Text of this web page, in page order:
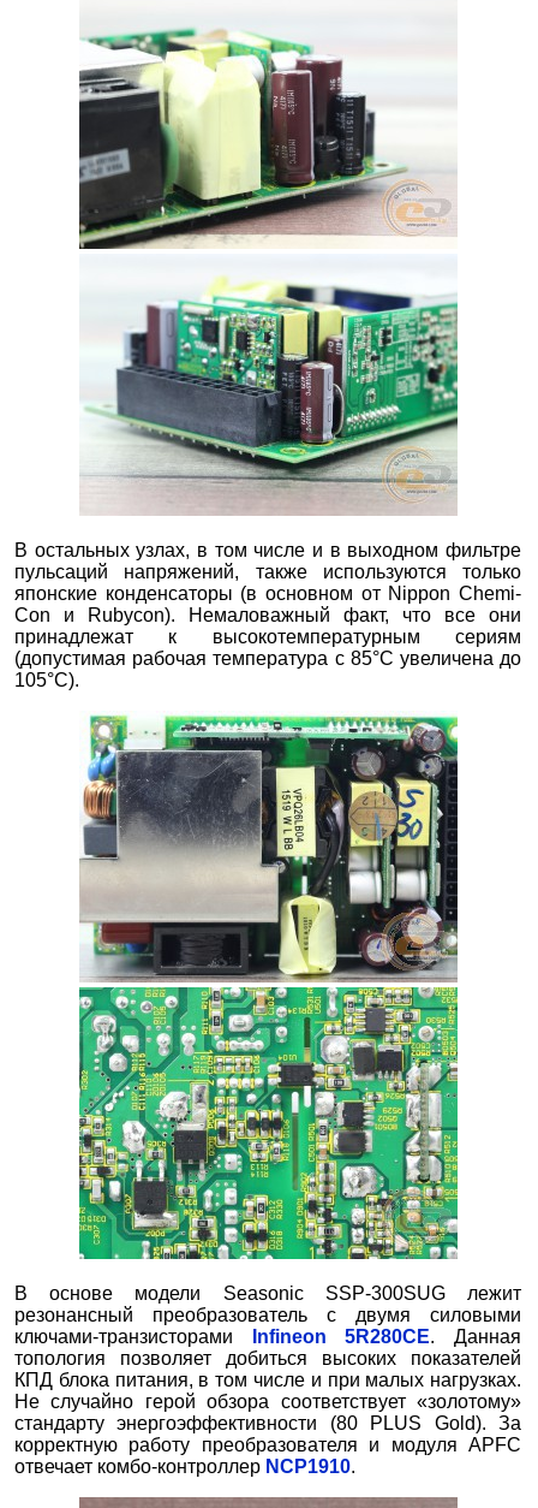
В остальных узлах, в том числе и в выходном фильтре
пульсаций напряжений, также используются только
японские конденсаторы (в основном от Nippon Chemi-
Con и Rubycon). Немаловажный факт, что все они
принадлежат к высокотемпературным сериям
(допустимая рабочая температура с 85°С увеличена до
105°С).
В основе модели Seasonic SSP-300SUG лежит
резонансный преобразователь с двумя силовыми
ключами-транзисторами
Infineon 5R280CE. Данная
топология позволяет добиться высоких показателей
КПД блока питания, в том числе и при малых нагрузках.
Не случайно герой обзора соответствует «золотому»
стандарту энергоэффективности (80 PLUS Gold). За
корректную работу преобразователя и модуля APFC
отвечает комбо-контроллер NCP1910.